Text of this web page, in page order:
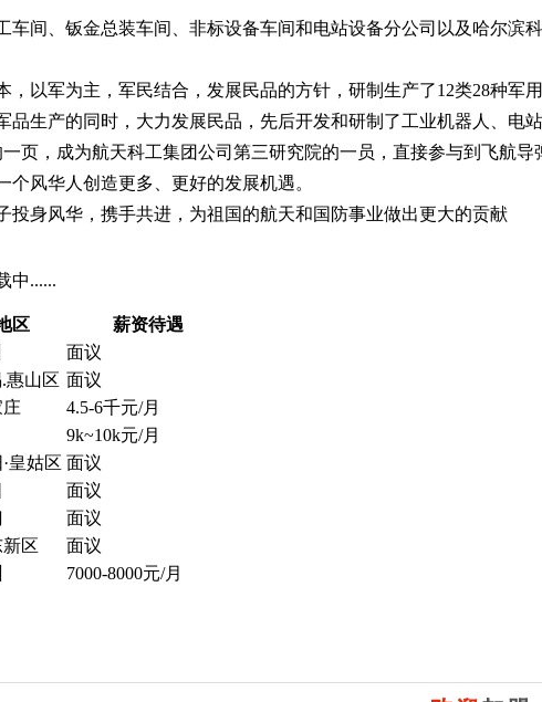
车间、钣金总装车间、非标设备车间和电站设备分公司以及哈尔滨
，以军为主，军民结合，发展民品的方针，研制生产了12类28种
品生产的同时，大力发展民品，先后开发和研制了工业机器人、电
页，成为航天科工集团公司第三研究院的一员，直接参与到飞航
风华人创造更多、更好的发展机遇。
投身风华，携手共进，为祖国的航天和国防事业做出更大的贡献
中......
区
薪资待遇
面议
惠山区 面议
庄
4.5-6千元/月
9k~10k元/月
皇姑区 面议
面议
面议
新区
面议
7000-8000元/月